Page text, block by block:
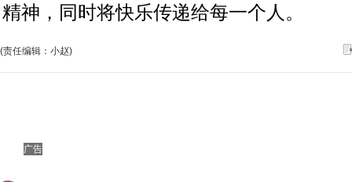
精神，同时将快乐传递给每一个人。
(责任编辑：小赵)
广告